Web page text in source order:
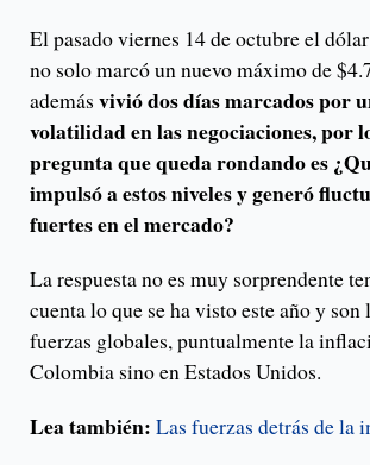
El pasado viernes 14 de octubre el
no solo marcó un nuevo máximo de
además vivió dos días marcados por
volatilidad en las negociaciones, por
pregunta que queda rondando es
impulsó a estos niveles y generó
fuertes en el mercado?
La respuesta no es muy sorprendente
cuenta lo que se ha visto este año y son
fuerzas globales, puntualmente la
Colombia sino en Estados Unidos.
Lea también: Las fuerzas detrás de la